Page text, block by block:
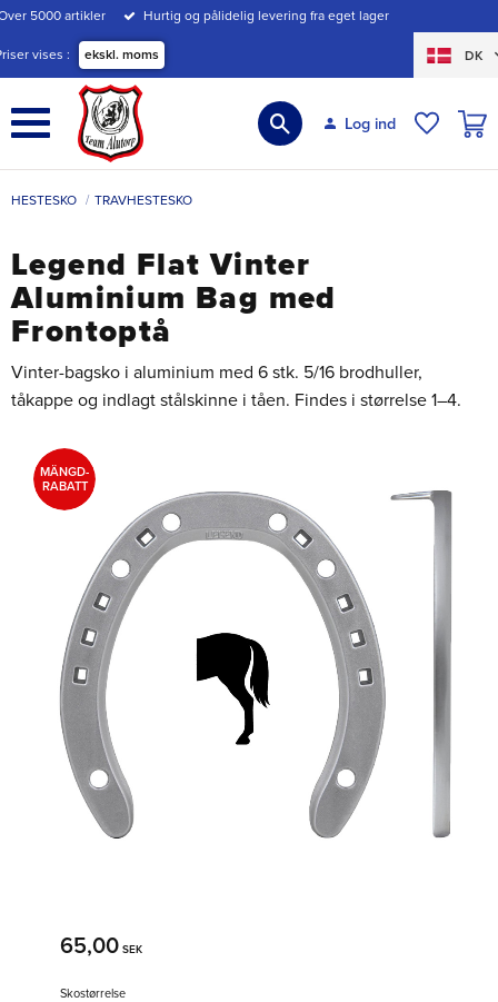
Menu
5000 artikler Hurtig og pålidelig levering fra eget lager
vises ekskl. moms DK
Log ind
HESTESKO TRAVHESTESKO
Legend Flat Vinter
Aluminium Bag med
Frontoptå
Vinter-bagsko i aluminium med 6 stk. 5/16 brodhuller,
tåkappe og indlagt stålskinne i tåen. Findes i størrelse 1–4.
MÄNGD-
RABATT
65,00 SEK
Skostørrelse